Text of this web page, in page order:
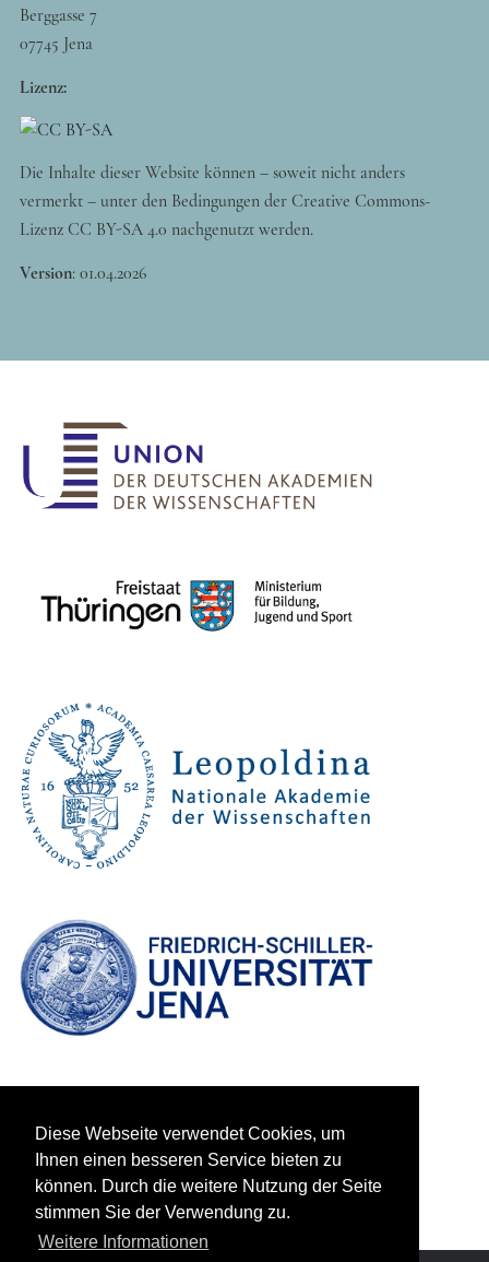
Diese Webseite verwendet Cookies, um
Ihnen einen besseren Service bieten zu
können. Durch die weitere Nutzung der Seite
stimmen Sie der Verwendung zu.
Weitere Informationen
Berggasse 7
07745 Jena
Lizenz:
Die Inhalte dieser Website können – soweit nicht anders
vermerkt – unter den Bedingungen der Creative Commons-
Lizenz CC BY-SA 4.0 nachgenutzt werden.
Version: 01.04.2026